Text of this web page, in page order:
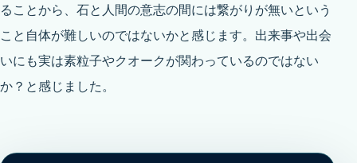
ることから、石と人間の意志の間には繋がりが無いという
こと自体が難しいのではないかと感じます。出来事や出会
いにも実は素粒子やクオークが関わっているのではない
か？と感じました。